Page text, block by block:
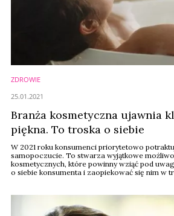
ZDROWIE
Branża kosmetyczna ujawnia
piękna. To troska o siebie
W 2021 roku konsumenci priorytetowo
samopoczucie. To stwarza wyjątkowe
kosmetycznych, które powinny wziąć pod
o siebie konsumenta i zaopiekować się nim w
25.01.2021